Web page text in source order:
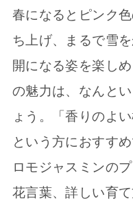
春になるとピンク
ち上げ、まるで雪
開になる姿を楽し
の魅力は、なんと
ょう。「香りのよ
という方におすす
ロモジャスミンの
花言葉、詳しい育